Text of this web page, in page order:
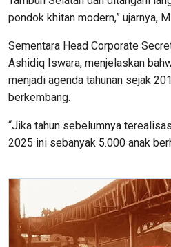
pondok khitan modern,” ujarnya,
Sementara Head Corporate
Ashidiq Iswara, menjelaskan
menjadi agenda tahunan sejak
berkembang.
“Jika tahun sebelumnya
2025 ini sebanyak 5.000 anak